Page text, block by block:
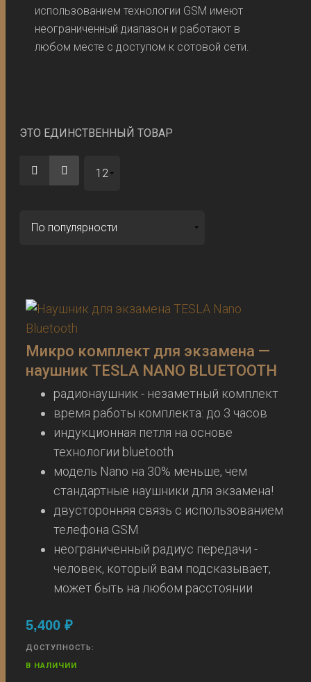
использованием технологии GSM имеют
неограниченный диапазон и работают в
любом месте с доступом к сотовой сети.
ЭТО ЕДИНСТВЕННЫЙ ТОВАР
Микро комплект для экзамена —
наушник TESLA NANO BLUETOOTH
радионаушник - незаметный комплект
время работы комплекта: до 3 часов
индукционная петля на основе
технологии bluetooth
модель Nano на 30% меньше, чем
стандартные наушники для экзамена!
двусторонняя связь с использованием
телефона GSM
неограниченный радиус передачи -
человек, который вам подсказывает,
может быть на любом расстоянии
5,400 ₽
ДОСТУПНОСТЬ:
В НАЛИЧИИ